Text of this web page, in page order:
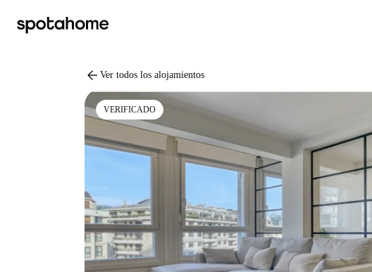
arrow_back Ver todos los alojamientos
VERIFICADO